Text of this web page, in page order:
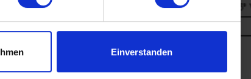
Einverstanden